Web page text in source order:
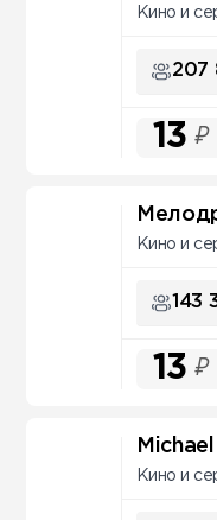
Кино и
207
13 ₽
Кино и
143
13 ₽
Кино и